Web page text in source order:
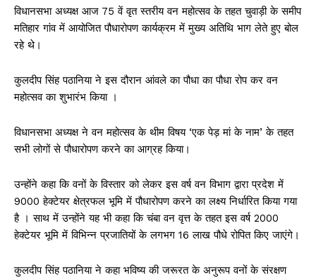
विधानसभा अध्यक्ष आज 75 वें वृत स्तरीय वन महोत्सव के तहत चुवाड़ी के समीप
मतिहार गांव में आयोजित पौधारोपण कार्यक्रम में मुख्य अतिथि भाग लेते हुए बोल
रहे थे।
कुलदीप सिंह पठानिया ने इस दौरान आंवले का पौधा का पौधा रोप कर वन
महोत्सव का शुभारंभ किया ।
विधानसभा अध्यक्ष ने वन महोत्सव के थीम विषय ‘एक पेड़ मां के नाम’ के तहत
सभी लोगों से पौधारोपण करने का आग्रह किया।
उन्होंने कहा कि वनों के विस्तार को लेकर इस वर्ष वन विभाग द्वारा प्रदेश में
9000 हेक्टेयर क्षेत्रफल भूमि में पौधारोपण करने का लक्ष्य निर्धारित किया गया
है । साथ में उन्होंने यह भी कहा कि चंबा वन वृत्त के तहत इस वर्ष 2000
हेक्टेयर भूमि में विभिन्न प्रजातियों के लगभग 16 लाख पौधे रोपित किए जाएंगे।
कुलदीप सिंह पठानिया ने कहा भविष्य की जरूरत के अनुरूप वनों के संरक्षण